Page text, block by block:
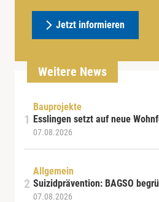
Jetzt informieren
Weitere News
Bauprojekte
Esslingen setzt auf neue
07.08.2026
Allgemein
Suizidprävention: BAGSO
07.08.2026